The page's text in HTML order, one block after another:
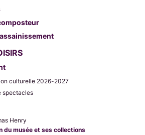
culturelle 2026-2027
spectacles
Henry
du musée et ses collections